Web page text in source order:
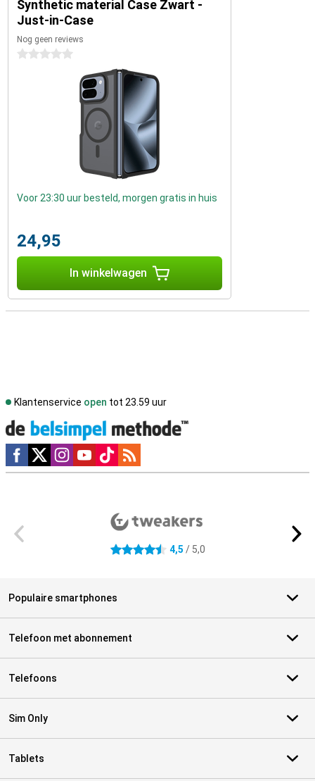
Synthetic material Case Zwart -
Just-in-Case
Nog geen reviews
0 sterren
Voor 23:30 uur besteld, morgen gratis in huis
24,95
In winkelwagen
Klantenservice open tot 23.59 uur
Social media
4.5 sterren 4,5 / 5,0
Populaire smartphones
Telefoon met abonnement
Telefoons
Sim Only
Tablets